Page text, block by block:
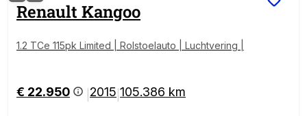
Renault Kangoo
1.2 TCe 115pk Limited | Rolstoelauto | Luchtvering |
€ 22.950 2015 105.386 km